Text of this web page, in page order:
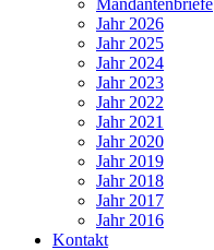
Mandantenbriefe
Jahr 2026
Jahr 2025
Jahr 2024
Jahr 2023
Jahr 2022
Jahr 2021
Jahr 2020
Jahr 2019
Jahr 2018
Jahr 2017
Jahr 2016
Kontakt